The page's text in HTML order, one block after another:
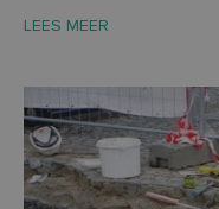
LEES MEER